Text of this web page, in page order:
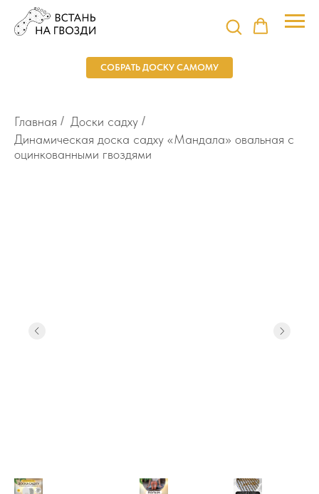
СОБРАТЬ ДОСКУ САМОМУ
Главная / Доски садху /
Динамическая доска садху «Мандала» овальная с
оцинкованными гвоздями